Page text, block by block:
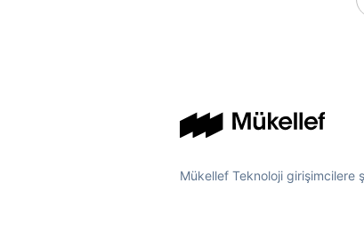
Mükellef Teknoloji girişimcilere